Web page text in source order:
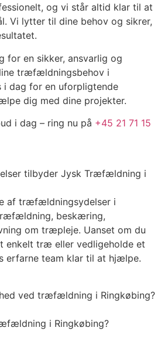
og vi står altid klar til at
Vi lytter til dine behov og sikrer,
en sikker, ansvarlig og
træfældningsbehov i
i dag for en uforpligtende
dig med dine projekter.
i dag – ring nu på +45 21 71 15
tilbyder Jysk Træfældning i
af træfældningsydelser i
beskæring,
om træpleje. Uanset om du
enkelt træ eller vedligeholde et
erfarne team klar til at hjælpe.
ved træfældning i Ringkøbing?
i Ringkøbing?